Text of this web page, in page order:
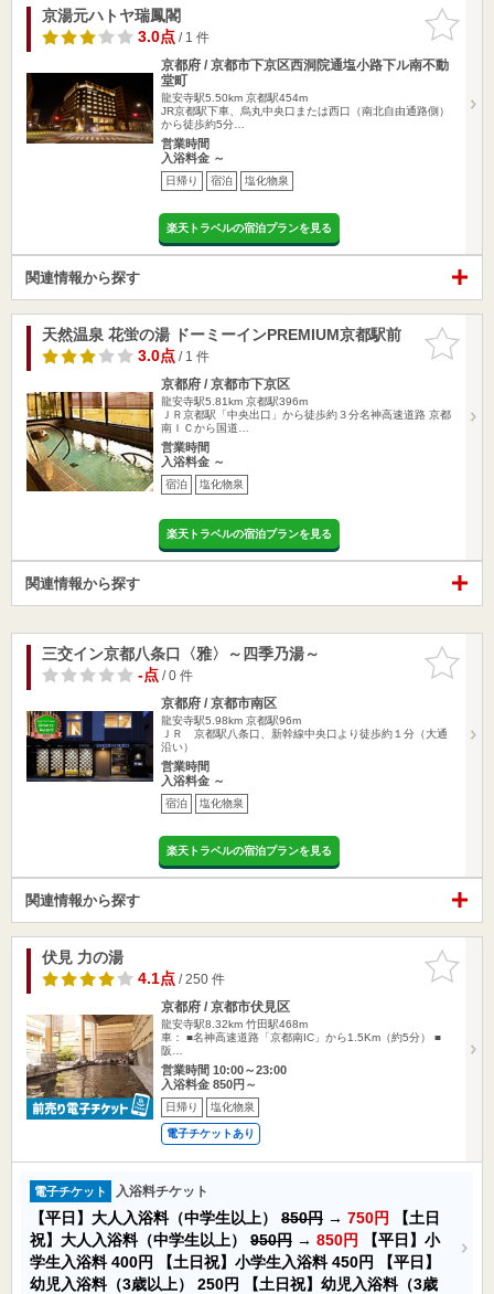
お気に入
りに追加
京湯元ハトヤ瑞鳳閣
3.0点/ 1 件
京都府 / 京都市下京区西洞院通塩小路下ル南不動
堂町
龍安寺駅5.50km 京都駅454m
JR京都駅下車、烏丸中央口または西口（南北自由通路側）
から徒歩約5分…
営業時間
入浴料金 ～
日帰り 宿泊 塩化物泉
楽天トラベルの宿泊プランを見る
関連情報から探す
お気に入
りに追加
天然温泉 花蛍の湯 ドーミーインPREMIUM京都駅前
3.0点/ 1 件
京都府 / 京都市下京区
龍安寺駅5.81km 京都駅396m
ＪＲ京都駅「中央出口」から徒歩約３分名神高速道路 京都
南ＩＣから国道…
営業時間
入浴料金 ～
宿泊 塩化物泉
楽天トラベルの宿泊プランを見る
関連情報から探す
お気に入
りに追加
三交イン京都八条口〈雅〉～四季乃湯～
-点/ 0 件
京都府 / 京都市南区
龍安寺駅5.98km 京都駅96m
ＪＲ 京都駅八条口、新幹線中央口より徒歩約１分（大通
沿い）
営業時間
入浴料金 ～
宿泊 塩化物泉
楽天トラベルの宿泊プランを見る
関連情報から探す
お気に入
りに追加
伏見 力の湯
4.1点/ 250 件
京都府 / 京都市伏見区
龍安寺駅8.32km 竹田駅468m
車： ■名神高速道路「京都南IC」から1.5Km（約5分） ■
阪…
営業時間 10:00～23:00
入浴料金 850円～
日帰り 塩化物泉
電子チケットあり
電子チケット 入浴料チケット
【平日】大人入浴料（中学生以上） 850円 → 750円
【土日
祝】大人入浴料（中学生以上） 950円 → 850円
【平日】小
学生入浴料400円 【土日祝】小学生入浴料450円
【平日】
幼児入浴料（3歳以上） 250円
【土日祝】幼児入浴料（3歳